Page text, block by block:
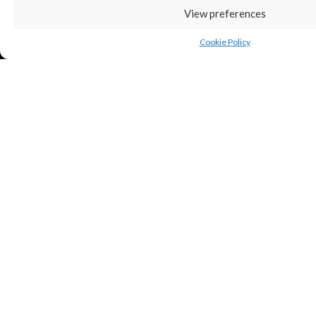
View preferences
Cookie Policy